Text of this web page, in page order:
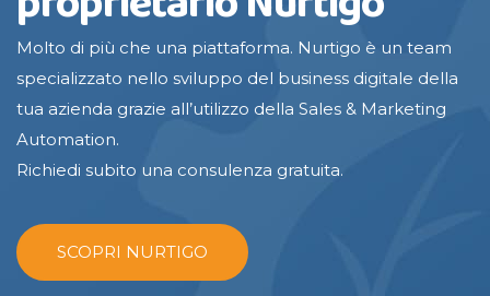
Molto di più che una piattaforma. Nurtigo è un team
specializzato nello sviluppo del business digitale della
tua azienda grazie all’utilizzo della Sales & Marketing
Automation.
Richiedi subito una consulenza gratuita.
SCOPRI NURTIGO